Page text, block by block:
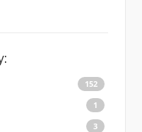
152
1
3